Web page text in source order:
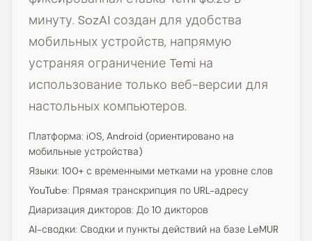
минуту. SozAI создан для удобства
мобильных устройств, напрямую
устраняя ограничение Temi на
использование только веб-версии для
настольных компьютеров.
Платформа: iOS, Android (ориентировано на
мобильные устройства)
Языки: 100+ с временными метками на уровне слов
YouTube: Прямая транскрипция по URL-адресу
Диаризация дикторов: До 10 дикторов
AI-сводки: Сводки и пункты действий на базе LeMUR